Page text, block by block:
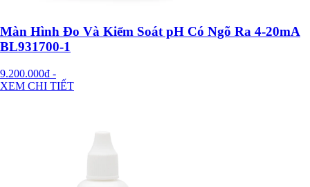
Màn Hình Đo Và Kiểm Soát pH Có Ngõ Ra 4-20mA
BL931700-1
9.200.000đ -
XEM CHI TIẾT